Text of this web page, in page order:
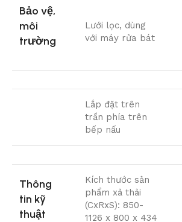
Bảo vệ,
môi
trường
Lưới lọc, dùng
với máy rửa bát
Lắp đặt trên
trần phía trên
bếp nấu
Thông
tin kỹ
thuật
Kích thước sản
phẩm xả thải
(CxRxS): 850-
1126 x 800 x 434